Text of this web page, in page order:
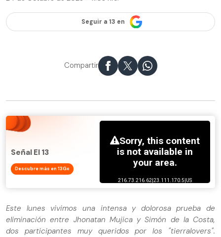
Seguir a 13 en
Compartir
Señal El 13
Descubre más en 13Go
Este lunes vivimos una intensa y dolorosa prueba de
eliminación entre Jhonatan Mujica y Simón de la Costa,
dos participantes muy queridos por los "tierralovers".